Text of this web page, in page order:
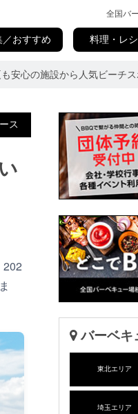
／おすすめ 料理・レ
全国バ
安心の施設から人気ビーチ
ス
202
バーベキ
東北エリア
埼玉エリア